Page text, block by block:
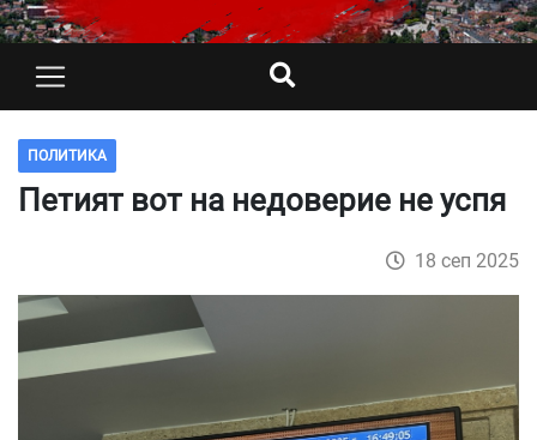
ПОЛИТИКА
Петият вот на недоверие не успя
18 сеп 2025